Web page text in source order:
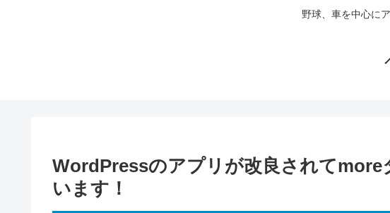
野球、車を中心に
WordPressのアプリが改良されてmore
います！